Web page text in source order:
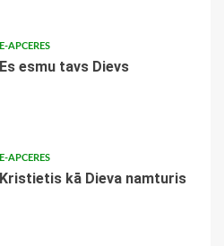
E-APCERES
Es esmu tavs Dievs
E-APCERES
Kristietis kā Dieva namturis